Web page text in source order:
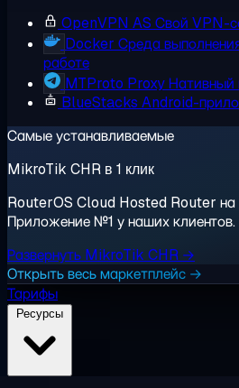
OpenVPN AS Свой VPN-
Docker Среда
работе
MTProto ProxyНативный
BlueStacks Android-
Самые устанавливаемые
MikroTik CHR в 1 клик
RouterOS Cloud Hosted Router на
Приложение №1 у наших клиентов.
Развернуть MikroTik CHR →
Открыть весь маркетплейс →
Тарифы